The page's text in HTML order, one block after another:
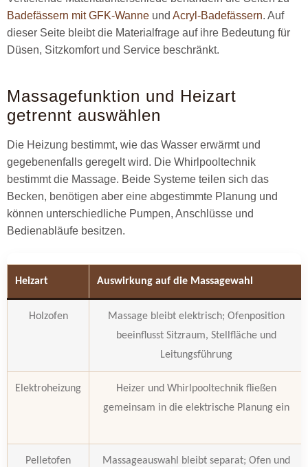
Badefässern mit GFK-Wanne und Acryl-Badefässern. Auf
dieser Seite bleibt die Materialfrage auf ihre Bedeutung für
Düsen, Sitzkomfort und Service beschränkt.
Massagefunktion und Heizart
getrennt auswählen
Die Heizung bestimmt, wie das Wasser erwärmt und
gegebenenfalls geregelt wird. Die Whirlpooltechnik
bestimmt die Massage. Beide Systeme teilen sich das
Becken, benötigen aber eine abgestimmte Planung und
können unterschiedliche Pumpen, Anschlüsse und
Bedienabläufe besitzen.
Heizart Auswirkung auf die Massagewahl
Holzofen
Massage bleibt elektrisch; Ofenposition
beeinflusst Sitzraum, Stellfläche und
Leitungsführung
Elektroheizung
Heizer und Whirlpooltechnik fließen
gemeinsam in die elektrische Planung ein
Pelletofen
Massageauswahl bleibt separat; Ofen und